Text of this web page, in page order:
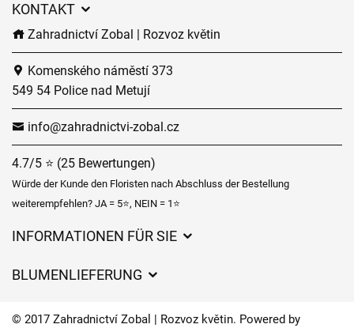
KONTAKT
Zahradnictví Zobal | Rozvoz květin
Komenského náměstí 373
549 54 Police nad Metují
info@zahradnictvi-zobal.cz
4.7/5 ⭐ (25 Bewertungen)
Würde der Kunde den Floristen nach Abschluss der Bestellung
weiterempfehlen? JA = 5⭐, NEIN = 1⭐
INFORMATIONEN FÜR SIE
Lieferzeiten für Blumen – Übersicht der Möglichkeiten
BLUMENLIEFERUNG
© 2017 Zahradnictví Zobal | Rozvoz květin. Powered by